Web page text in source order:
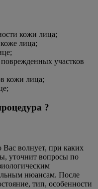
кожи лица;
лица;
участков
кожи лица;
?
Вас волнует, при каких
уточнит вопросы по
нюансам. После
тип, особенности